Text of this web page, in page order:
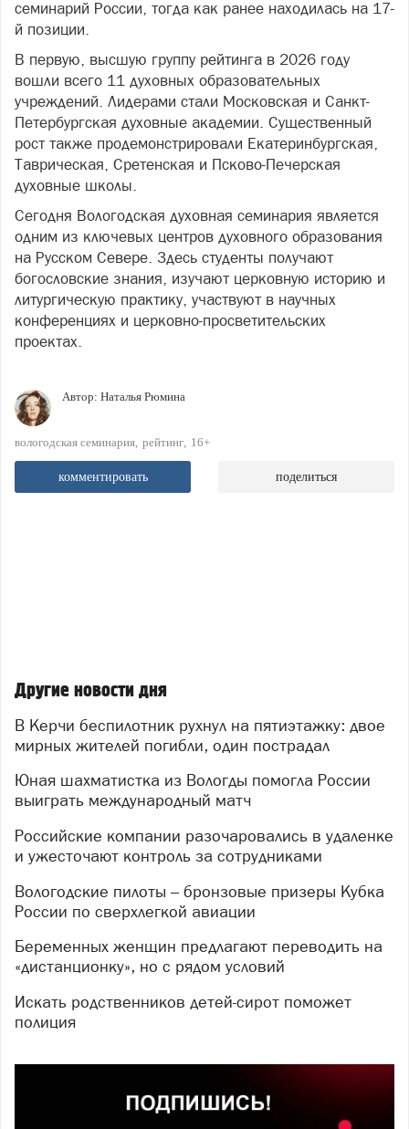
семинарий России, тогда как ранее находилась на 17-
й позиции.
В первую, высшую группу рейтинга в 2026 году
вошли всего 11 духовных образовательных
учреждений. Лидерами стали Московская и Санкт-
Петербургская духовные академии. Существенный
рост также продемонстрировали Екатеринбургская,
Таврическая, Сретенская и Псково-Печерская
духовные школы.
Сегодня Вологодская духовная семинария является
одним из ключевых центров духовного образования
на Русском Севере. Здесь студенты получают
богословские знания, изучают церковную историю и
литургическую практику, участвуют в научных
конференциях и церковно-просветительских
проектах.
Автор: Наталья Рюмина
вологодская семинария рейтинг 16+
комментировать поделиться
Другие новости дня
В Керчи беспилотник рухнул на пятиэтажку: двое
мирных жителей погибли, один пострадал
Юная шахматистка из Вологды помогла России
выиграть международный матч
Российские компании разочаровались в удаленке
и ужесточают контроль за сотрудниками
Вологодские пилоты – бронзовые призеры Кубка
России по сверхлегкой авиации
Беременных женщин предлагают переводить на
«дистанционку», но с рядом условий
Искать родственников детей-сирот поможет
полиция